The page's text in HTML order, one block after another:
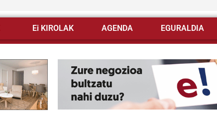
Ei KIROLAK AGENDA EGURALDIA